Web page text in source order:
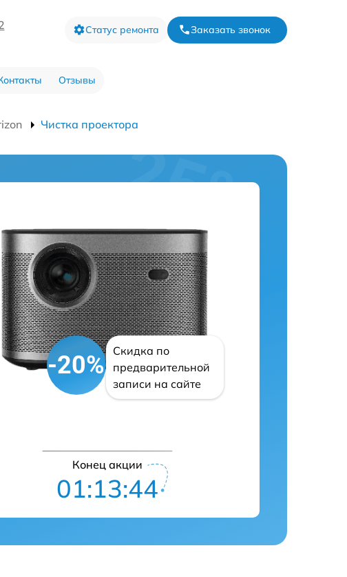
Статус ремонта Заказать звонок
Отзывы
Чистка проектора
-20%
Скидка по
предварительной
записи на сайте
Конец акции
01:13:43